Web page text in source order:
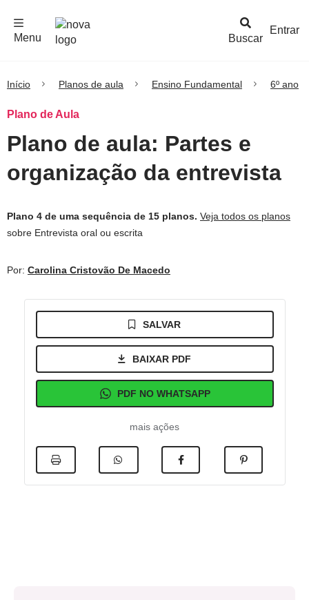
Buscar
Menu
Entrar
Início Planos de aula Ensino Fundamental 6º ano
Plano de Aula
Plano de aula: Partes e
organização da entrevista
Plano 4 de uma sequência de 15 planos. Veja todos os planos
sobre Entrevista oral ou escrita
Por: Carolina Cristovão De Macedo
SALVAR
BAIXAR PDF
PDF NO WHATSAPP
mais ações